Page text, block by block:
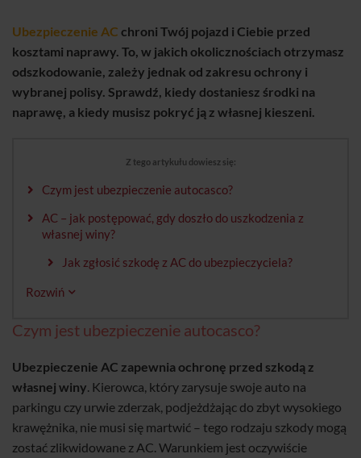
Ubezpieczenie AC chroni Twój pojazd i Ciebie przed
kosztami naprawy. To, w jakich okolicznościach otrzymasz
odszkodowanie, zależy jednak od zakresu ochrony i
wybranej polisy. Sprawdź, kiedy dostaniesz środki na
naprawę, a kiedy musisz pokryć ją z własnej kieszeni.
Z tego artykułu dowiesz się:
Czym jest ubezpieczenie autocasco?
AC – jak postępować, gdy doszło do uszkodzenia z
własnej winy?
Jak zgłosić szkodę z AC do ubezpieczyciela?
Rozwiń
Czym jest ubezpieczenie autocasco?
Ubezpieczenie AC zapewnia ochronę przed szkodą z
własnej winy. Kierowca, który zarysuje swoje auto na
parkingu czy urwie zderzak, podjeżdżając do zbyt wysokiego
krawężnika, nie musi się martwić – tego rodzaju szkody mogą
zostać zlikwidowane z AC. Warunkiem jest oczywiście